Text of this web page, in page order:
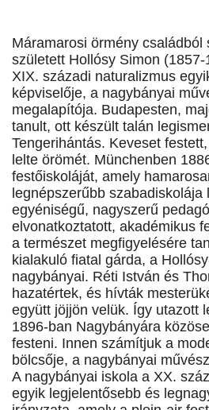
Máramarosi örmény családból
született Hollósy Simon
XIX. századi naturalizmus
képviselője, a nagybányai
megalapítója. Budapesten,
tanult, ott készült talán
Tengerihántás. Keveset
lelte örömét. Münchenben
festőiskoláját, amely
legnépszerűbb szabadiskolája
egyéniségű, nagyszerű
elvonatkoztatott, akadémikus
a természet megfigyelésére
kialakuló fiatal gárda, a
nagybányai. Réti István és
hazatértek, és hívták
együtt jöjjön velük. Így utazott
1896-ban Nagybányára
festeni. Innen számítjuk a
bölcsője, a nagybányai
A nagybányai iskola a XX.
egyik legjelentősebb és